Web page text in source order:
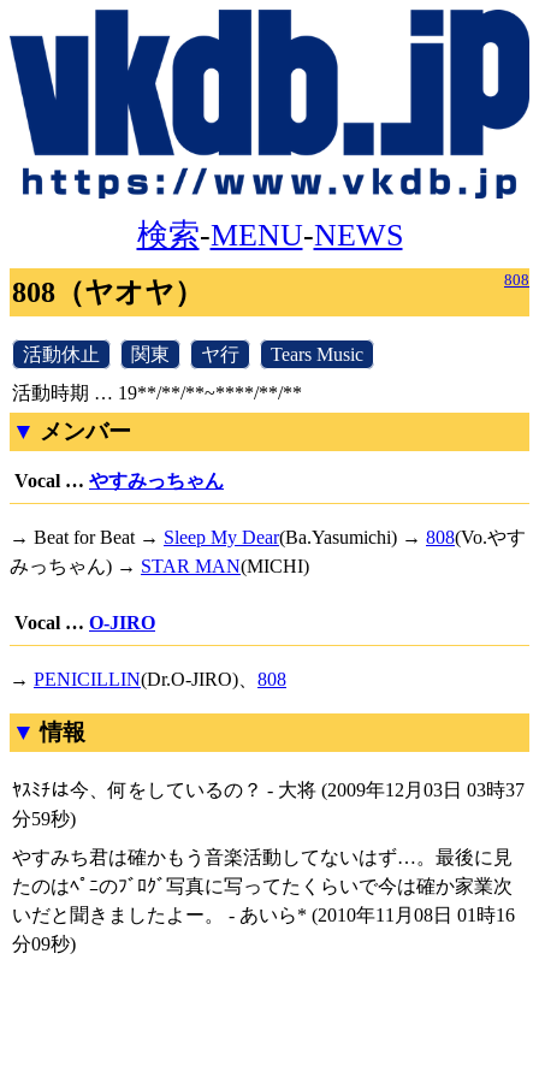
検索-MENU-NEWS
808
808（ヤオヤ）
活動休止 関東 ヤ行 Tears Music
活動時期 … 19**/**/**~****/**/**
メンバー
Vocal … やすみっちゃん
→ Beat for Beat → Sleep My Dear(Ba.Yasumichi) → 808(Vo.やす
みっちゃん) → STAR MAN(MICHI)
Vocal … O-JIRO
→ PENICILLIN(Dr.O-JIRO)、 808
情報
ﾔｽﾐﾁは今、何をしているの？ - 大将 (2009年12月03日 03時37
分59秒)
やすみち君は確かもう音楽活動してないはず…。最後に見
たのはﾍﾟﾆのﾌﾞﾛｸﾞ写真に写ってたくらいで今は確か家業次
いだと聞きましたよー。 - あいら* (2010年11月08日 01時16
分09秒)